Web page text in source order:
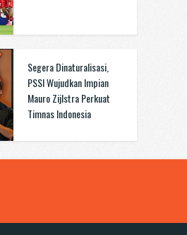
Segera Dinaturalisasi,
PSSI Wujudkan Impian
Mauro Zijlstra Perkuat
Timnas Indonesia